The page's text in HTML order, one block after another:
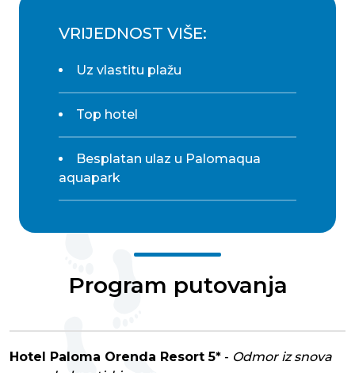
VRIJEDNOST VIŠE:
Uz vlastitu plažu
Top hotel
Besplatan ulaz u Palomaqua
aquapark
Program putovanja
Hotel Paloma Orenda Resort 5* - Odmor iz snova